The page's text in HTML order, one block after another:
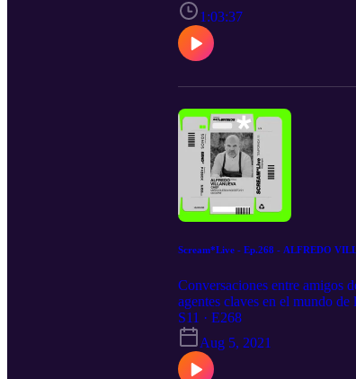
1:03:37
Scream*Live - Ep.268 - ALFREDO
Conversaciones entre amigos
agentes claves en el mundo
https://tinyurl.com/337tmc85
RSS.com
S11 · E268
Aug 5, 2021